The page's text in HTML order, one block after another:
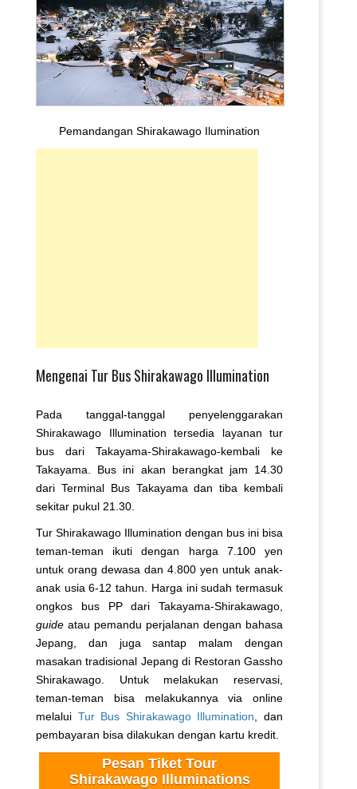
Pemandangan Shirakawago Ilumination
Mengenai Tur Bus Shirakawago Illumination
Pada tanggal-tanggal penyelenggarakan
Shirakawago Illumination tersedia layanan tur
bus dari Takayama-Shirakawago-kembali ke
Takayama. Bus ini akan berangkat jam 14.30
dari Terminal Bus Takayama dan tiba kembali
sekitar pukul 21.30.
Tur Shirakawago Illumination dengan bus ini bisa
teman-teman ikuti dengan harga 7.100 yen
untuk orang dewasa dan 4.800 yen untuk anak-
anak usia 6-12 tahun. Harga ini sudah termasuk
ongkos bus PP dari Takayama-Shirakawago,
guide atau pemandu perjalanan dengan bahasa
Jepang, dan juga santap malam dengan
masakan tradisional Jepang di Restoran Gassho
Shirakawago. Untuk melakukan reservasi,
teman-teman bisa melakukannya via online
melalui Tur Bus Shirakawago Illumination, dan
pembayaran bisa dilakukan dengan kartu kredit.
Pesan Tiket Tour
Shirakawago Illuminations